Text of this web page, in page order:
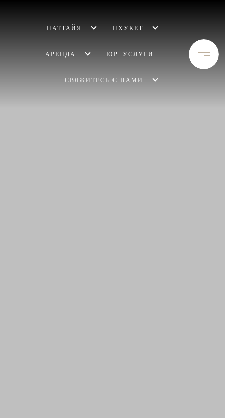
ПАТТАЙЯ ПХУКЕТ
АРЕНДА ЮР. УСЛУГИ
СВЯЖИТЕСЬ С НАМИ